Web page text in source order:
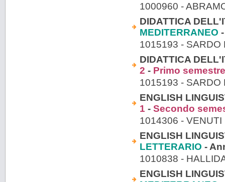
1000960 -
DIDATTICA
MEDITERRANEO
1015193 - SARDO
DIDATTICA
2 - Primo semestre
1015193 - SARDO
ENGLISH
1 - Secondo
1014306 - VENUTI
ENGLISH
LETTERARIO -
1010838 -
ENGLISH